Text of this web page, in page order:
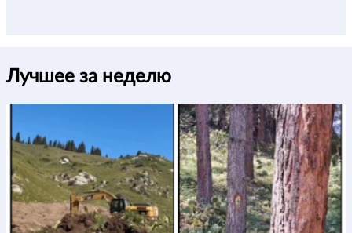
Лучшее за неделю